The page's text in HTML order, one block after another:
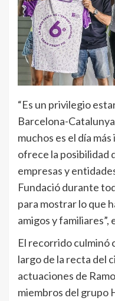
“Es un privilegio
Barcelona-
muchos es el día
ofrece la posibilidad
empresas y
Fundació durante
para mostrar lo que
amigos y
El recorrido culminó
largo de la recta del
actuaciones de
miembros del grupo